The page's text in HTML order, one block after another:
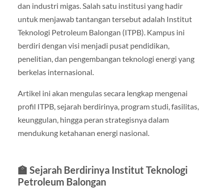
dan industri migas. Salah satu institusi yang hadir
untuk menjawab tantangan tersebut adalah Institut
Teknologi Petroleum Balongan (ITPB). Kampus ini
berdiri dengan visi menjadi pusat pendidikan,
penelitian, dan pengembangan teknologi energi yang
berkelas internasional.
Artikel ini akan mengulas secara lengkap mengenai
profil ITPB, sejarah berdirinya, program studi, fasilitas,
keunggulan, hingga peran strategisnya dalam
mendukung ketahanan energi nasional.
🏫 Sejarah Berdirinya Institut Teknologi
Petroleum Balongan